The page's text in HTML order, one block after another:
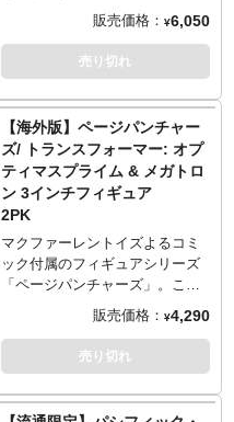
ク」「ヘラ」に付属されたパー
ツを組み合わせると「スノート
ロル」が完成します。
約をキャンセル頂く場合や、分
納での入荷となる場合がござい
ます。またパッケージは輸送用
となりますため、パッケージに
多少の傷やダメージがある場合
もございます。
レントイズとDCキャラクターた
ちが手を組み始動した新シリー
ズ「DCマルチバース」。
1995年にジョエル・シュマッカ
『Batman Forever』からのライ
ンナップ！こちらはジム・キャ
リー演じるリドラー。このシリ
ーズにラインナップするそれぞ
れのキャラ（全4種）に付属する
ビルドパーツを合体させること
で「ナイトメアバット」が完成
します。
※パッケージは輸送用となりま
やダメージがある場合もござい
ます。
マクファーレン・トイズ…言わ
り、現ギネス記録保持者でもあ
販売価格： ¥6,050
売り切れ
【海外版】ページパンチャー
ズ/ トランスフォーマー: オプ
ティマスプライム & メガトロ
ン 3インチフィギュア
2PK
マクファーレントイズよるコミ
ック付属のフィギュアシリーズ
「ページパンチャーズ」。こち
らは「トランスフォーマー」よ
り、オートボットの高貴なリー
ダー「オプティマスプライム」
とディセプティコンの無慈悲な
2PK。双方のカバーアートが見
販売価格： ¥4,290
売り切れ